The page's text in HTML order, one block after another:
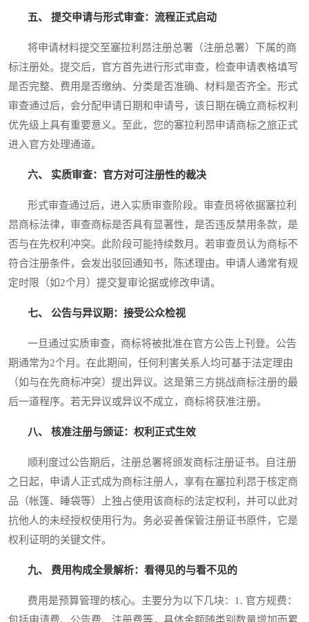
五、 提交申请与形式审查：流程正式启动
将申请材料提交至塞拉利昂注册总署（注册总署）下属的商
标注册处。提交后，官方首先进行形式审查，检查申请表格填写
是否完整、费用是否缴纳、分类是否准确、材料是否齐全。形式
审查通过后，会分配申请日期和申请号，该日期在确立商标权利
优先级上具有重要意义。至此，您的塞拉利昂申请商标之旅正式
进入官方处理通道。
六、 实质审查：官方对可注册性的裁决
形式审查通过后，进入实质审查阶段。审查员将依据塞拉利
昂商标法律，审查商标是否具有显著性，是否违反禁用条款，是
否与在先权利冲突。此阶段可能持续数月。若审查员认为商标不
符合注册条件，会发出驳回通知书，陈述理由。申请人通常有规
定时限（如2个月）提交复审论据或修改申请。
七、 公告与异议期：接受公众检视
一旦通过实质审查，商标将被批准在官方公告上刊登。公告
期通常为2个月。在此期间，任何利害关系人均可基于法定理由
（如与在先商标冲突）提出异议。这是第三方挑战商标注册的最
后一道程序。若无异议或异议不成立，商标将获准注册。
八、 核准注册与颁证：权利正式生效
顺利度过公告期后，注册总署将颁发商标注册证书。自注册
之日起，申请人正式成为商标注册人，享有在塞拉利昂于核定商
品（帐篷、睡袋等）上独占使用该商标的法定权利，并可以此对
抗他人的未经授权使用行为。务必妥善保管注册证书原件，它是
权利证明的关键文件。
九、 费用构成全景解析：看得见的与看不见的
费用是预算管理的核心。主要分为以下几块：1. 官方规费：